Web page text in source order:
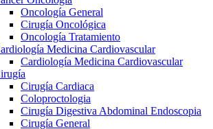
Oncología General
Cirugía Oncológica
Oncología Tratamiento
Medicina Cardiovascular
Cardiología Medicina Cardiovascular
Cirugía Cardiaca
Coloproctologia
Cirugía Digestiva Abdominal Endoscopia
Cirugía General